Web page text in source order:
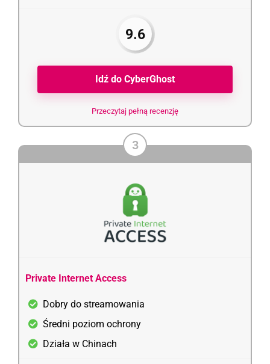
9.6
Idź do CyberGhost
Przeczytaj pełną recenzję
3
Private Internet Access
Dobry do streamowania
Średni poziom ochrony
Działa w Chinach